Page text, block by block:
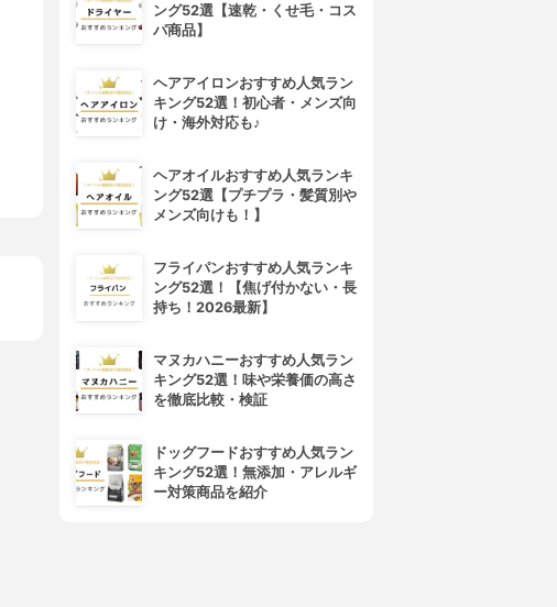
ング52選【速乾・くせ毛・コス
パ商品】
ヘアアイロンおすすめ人気ラン
キング52選！初心者・メンズ向
け・海外対応も♪
ヘアオイルおすすめ人気ランキ
ング52選【プチプラ・髪質別や
メンズ向けも！】
フライパンおすすめ人気ランキ
ング52選！【焦げ付かない・長
持ち！2026最新】
マヌカハニーおすすめ人気ラン
キング52選！味や栄養価の高さ
を徹底比較・検証
ドッグフードおすすめ人気ラン
キング52選！無添加・アレルギ
ー対策商品を紹介